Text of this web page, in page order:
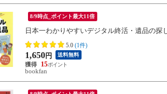
8/9時点_ポイント最大11倍
日本一わかりやすいデジタル終活・遺品の探
5.0 (1件)
1,650 円 送料無料
15
bookfan